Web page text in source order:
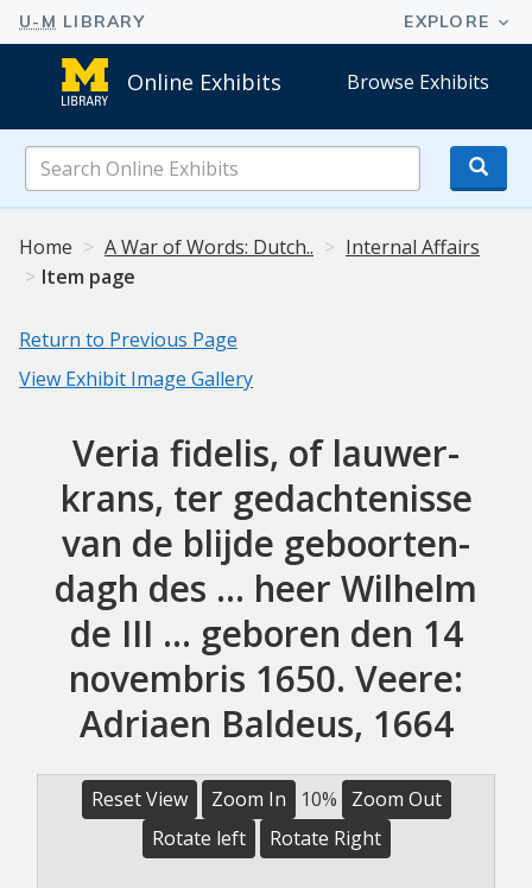
Online Exhibits Browse Exhibits
Online
Exhibits
Home
A War of Words: Dutch..
Internal Affairs
Item page
Return to Previous Page
View Exhibit Image Gallery
Veria fidelis, of lauwer-
krans, ter gedachtenisse
van de blijde geboorten-
dagh des ... heer Wilhelm
de III ... geboren den 14
novembris 1650. Veere:
Adriaen Baldeus, 1664
Reset View Zoom In 10%
Zoom Out
Rotate left
Rotate Right